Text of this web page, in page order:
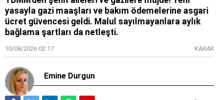
yasayla gazi maaşları ve bakım ödemelerine asgari
ücret güvencesi geldi. Malul sayılmayanlara aylık
bağlama şartları da netleşti.
10/08/2026 02:17 KARAR
Emine Durgun